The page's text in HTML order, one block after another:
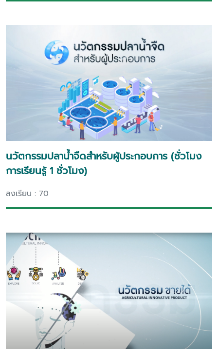
นวัตกรรมปลาน้ำจืดสำหรับผู้ประกอบการ (ชั่วโมง
การเรียนรู้ 1 ชั่วโมง)
ลงเรียน : 70